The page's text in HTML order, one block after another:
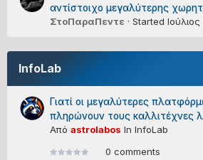
αντίστοιχο μεγαλύτερης
ΣτοΠαραΠεντε · Started Ιούλιος
InfoLab
Γιατί οι μεγαλύτερες
πληρώνουν τους καλλιτέχνες
Από astrolabos In InfoLab
0 comments